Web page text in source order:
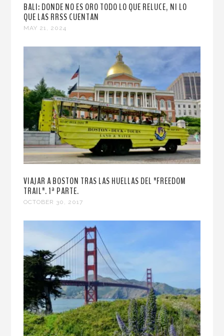
BALI: DONDE NO ES ORO TODO LO QUE RELUCE, NI LO
QUE LAS RRSS CUENTAN
MAY 21, 2024
VIAJAR A BOSTON TRAS LAS HUELLAS DEL "FREEDOM
TRAIL". 1ª PARTE.
OCTOBER 30, 2017